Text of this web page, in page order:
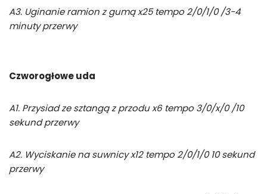
A3. Uginanie ramion z gumą x25 tempo 2/0/1/0 /3-4
minuty przerwy
Czworogłowe uda
A1. Przysiad ze sztangą z przodu x6 tempo 3/0/x/0 /10
sekund przerwy
A2. Wyciskanie na suwnicy x12 tempo 2/0/1/0 10 sekund
przerwy